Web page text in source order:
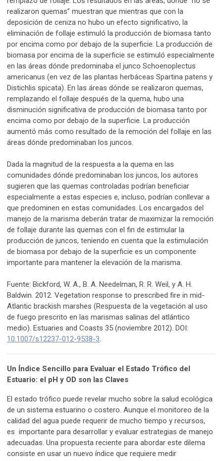
realizaron quemas” muestran que mientras que con la
deposición de ceniza no hubo un efecto significativo, la
eliminación de follaje estimuló la producción de biomasa tanto
por encima como por debajo de la superficie. La producción de
biomasa por encima de la superficie se estimuló especialmente
en las áreas dónde predominaba el junco Schoenoplectus
americanus (en vez de las plantas herbáceas Spartina patens y
Distichlis spicata). En las áreas dónde se realizaron quemas,
remplazando el follaje después de la quema, hubo una
disminución significativa de producción de biomasa tanto por
encima como por debajo de la superficie. La producción
aumentó más como resultado de la remoción del follaje en las
áreas dónde predominaban los juncos.
Dada la magnitud de la respuesta a la quema en las
comunidades dónde predominaban los juncos, los autores
sugieren que las quemas controladas podrían beneficiar
especialmente a estas especies e, incluso, podrían conllevar a
que predominen en estas comunidades. Los encargados del
manejo de la marisma deberán tratar de maximizar la remoción
de follaje durante las quemas con el fin de estimular la
producción de juncos, teniendo en cuenta que la estimulación
de biomasa por debajo de la superficie es un componente
importante para mantener la elevación de la marisma.
Fuente: Bickford, W. A., B. A. Needelman, R. R. Weil, y A. H.
Baldwin. 2012. Vegetation response to prescribed fire in mid-
Atlantic brackish marshes (Respuesta de la vegetación al uso
de fuego prescrito en las marismas salinas del atlántico
medio). Estuaries and Coasts 35 (noviembre 2012). DOI:
10.1007/s12237-012-9538-3.
Un Índice Sencillo para Evaluar el Estado Trófico del
Estuario: el pH y OD son las Claves
El estado trófico puede revelar mucho sobre la salud ecológica
de un sistema estuarino o costero. Aunque el monitoreo de la
calidad del agua puede requerir de mucho tiempo y recursos,
es importante para desarrollar y evaluar estrategias de manejo
adecuadas. Una propuesta reciente para abordar este dilema
consiste en usar un nuevo índice que requiere medir